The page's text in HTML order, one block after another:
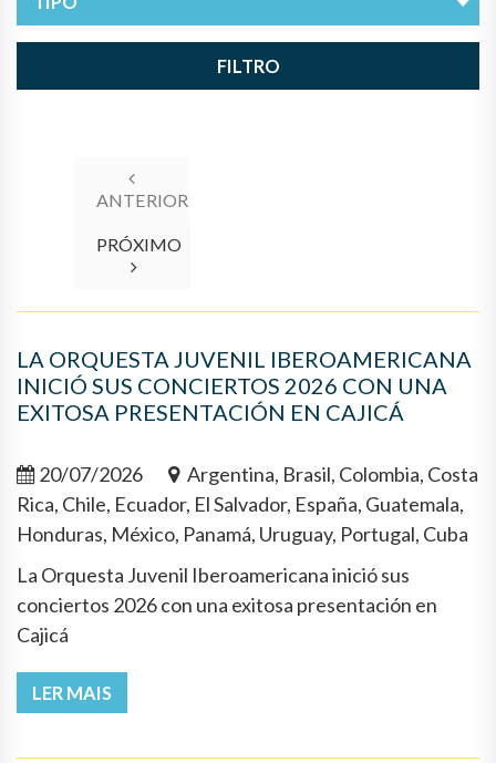
FILTRO
ANTERIOR
PRÓXIMO
LA ORQUESTA JUVENIL IBEROAMERICANA
INICIÓ SUS CONCIERTOS 2026 CON UNA
EXITOSA PRESENTACIÓN EN CAJICÁ
20/07/2026
Argentina, Brasil, Colombia, Costa
Rica, Chile, Ecuador, El Salvador, España, Guatemala,
Honduras, México, Panamá, Uruguay, Portugal, Cuba
La Orquesta Juvenil Iberoamericana inició sus
conciertos 2026 con una exitosa presentación en
Cajicá
LER MAIS